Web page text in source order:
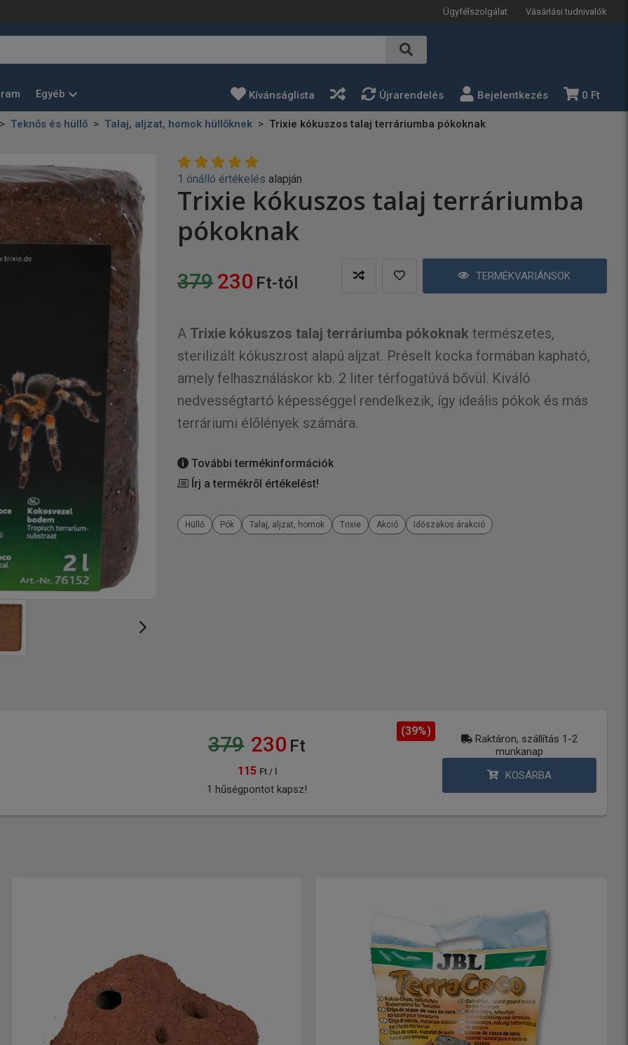
Ügyfélszolgálat Vásárlási tudnivalók
Egyéb Kívánságlista Újrarendelés Bejelentkezés 0 Ft
Teknős és hüllő Talaj, aljzat, homok hüllőknek Trixie kókuszos talaj terráriumba pókoknak
1 önálló értékelés alapján
Trixie kókuszos talaj terráriumba
pókoknak
379 230 Ft-tól TERMÉKVARIÁNSOK
ATrixie kókuszos talaj terráriumba pókoknak természetes,
sterilizált kókuszrost alapú aljzat. Préselt kocka formában kapható,
amely felhasználáskor kb. 2 liter térfogatúvá bővül. Kiváló
nedvességtartó képességgel rendelkezik, így ideális pókok és más
terráriumi élőlények számára.
További termékinformációk
Írj a termékről értékelést!
Hüllő Pók Talaj, aljzat, homok Trixie Akció Időszakos árakció
(39%)
379 230 Ft
115 Ft / l
1 hűségpontot kapsz!
Raktáron, szállítás 1-2
munkanap
KOSÁRBA